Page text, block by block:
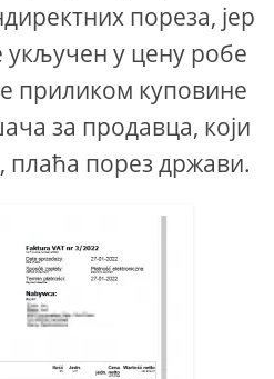
пореза, јер
укључен у цену робе
приликом куповине
за продавца, који
плаћа порез држави.